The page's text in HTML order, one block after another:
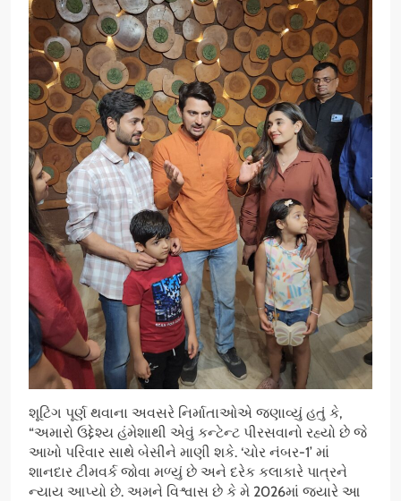
શૂટિંગ પૂર્ણ થવાના અવસરે નિર્માતાઓએ જણાવ્યું હતું કે,
“અમારો ઉદ્દેશ્ય હંમેશાથી એવું કન્ટેન્ટ પીરસવાનો રહ્યો છે જે
આખો પરિવાર સાથે બેસીને માણી શકે. ‘ચોર નંબર-1’ માં
શાનદાર ટીમવર્ક જોવા મળ્યું છે અને દરેક કલાકારે પાત્રને
ન્યાય આપ્યો છે. અમને વિશ્વાસ છે કે મે 2026માં જ્યારે આ